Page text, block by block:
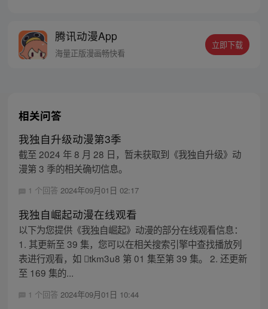
腾讯动漫App
海量正版漫画畅快看
立即下载
相关问答
我独自升级动漫第3季
截至 2024 年 8 月 28 日，暂未获取到《我独自升级》动
漫第 3 季的相关确切信息。
1 个回答 2024年09月01日 02:17
我独自崛起动漫在线观看
以下为您提供《我独自崛起》动漫的部分在线观看信息：
1. 其更新至 39 集，您可以在相关搜索引擎中查找播放列
表进行观看，如 tkm3u8 第 01 集至第 39 集。 2. 还更新
至 169 集的...
1 个回答 2024年09月01日 10:44